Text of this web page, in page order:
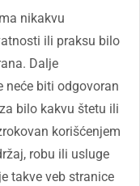
nikakvu
ili praksu bilo
Dalje
neće biti odgovoran
bilo kakvu štetu ili
korišćenjem
robu ili usluge
takve veb stranice